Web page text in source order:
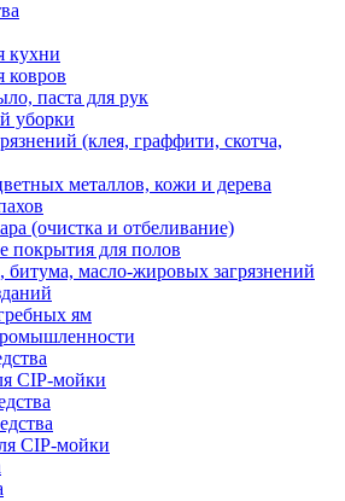
кухни
ковров
паста для рук
уборки
(клея, граффити, скотча,
металлов, кожи и дерева
(очистка и отбеливание)
для полов
битума, масло-жировых загрязнений
ям
CIP-мойки
CIP-мойки